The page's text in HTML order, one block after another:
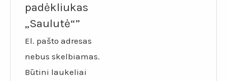
padėkliukas
„Saulutė“”
El. pašto adresas
nebus skelbiamas.
Būtini laukeliai